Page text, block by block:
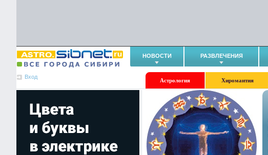
НОВОСТИ РАЗВЛЕЧЕНИЯ
Вход
Астрология Хиромантия